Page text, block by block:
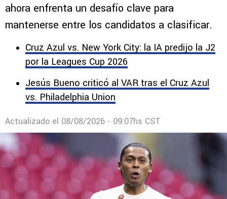
ahora enfrenta un desafío clave para
mantenerse entre los candidatos a clasificar.
Cruz Azul vs. New York City: la IA predijo la J2
por la Leagues Cup 2026
Jesús Bueno criticó al VAR tras el Cruz Azul
vs. Philadelphia Union
Actualizado el 08/08/2026 - 09:07hs CST